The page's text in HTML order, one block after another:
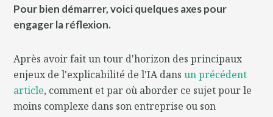
Pour bien démarrer, voici quelques axes pour
engager la réflexion.
Après avoir fait un tour d'horizon des principaux
enjeux de l'explicabilité de l'IA dansun précédent
article, comment et par où aborder ce sujet pour le
moins complexe dans son entreprise ou son